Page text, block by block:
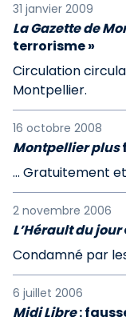
31 janvier 2009
La Gazette de
terrorisme »
Circulation
Montpellier.
16 octobre 2008
Montpellier plus
... Gratuitement
2 novembre 2006
L’Hérault du jour
Condamné par
6 juillet 2006
Midi Libre: